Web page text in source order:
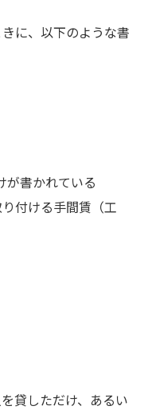
に、以下のような書
が書かれている
付ける手間賃（工
貸しただけ、あるい